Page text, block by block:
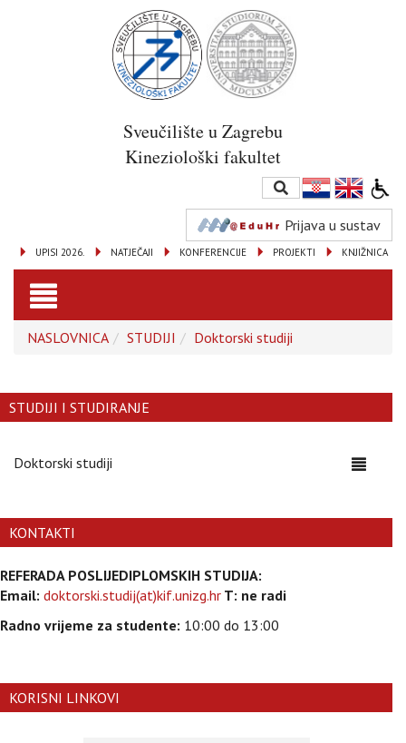
Sveučilište u Zagrebu
Kineziološki fakultet
Prijava u sustav
KNJIŽNICA
PROJEKTI
KONFERENCIJE
NATJEČAJI
UPISI 2026.
Toggle
navigation
NASLOVNICA STUDIJI Doktorski studiji
STUDIJI I STUDIRANJE
Doktorski studiji
KONTAKTI
REFERADA POSLIJEDIPLOMSKIH STUDIJA:
Email: doktorski.studij(at)kif.unizg.hr T: ne radi
Radno vrijeme za studente: 10:00 do 13:00
KORISNI LINKOVI